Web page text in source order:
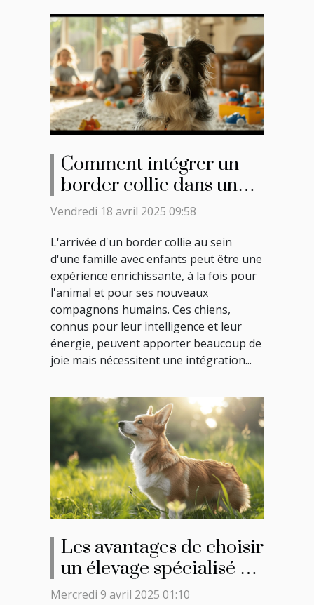
Comment intégrer un
border collie dans une
famille avec enfants
Vendredi 18 avril 2025 09:58
L'arrivée d'un border collie au sein
d'une famille avec enfants peut être une
expérience enrichissante, à la fois pour
l'animal et pour ses nouveaux
compagnons humains. Ces chiens,
connus pour leur intelligence et leur
énergie, peuvent apporter beaucoup de
joie mais nécessitent une intégration...
Les avantages de choisir
un élevage spécialisé en
Welsh Corgi Pembroke
Mercredi 9 avril 2025 01:10